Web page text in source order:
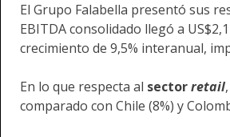
El Grupo Falabella presentó sus
EBITDA consolidado llegó a
crecimiento de 9,5% interanual,
En lo que respecta al sectorretail
comparado con Chile (8%) y